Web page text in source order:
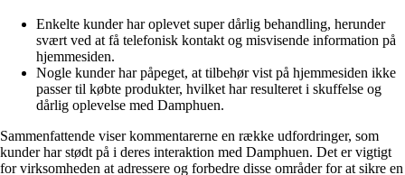
Enkelte kunder har oplevet super dårlig behandling, herunder
svært ved at få telefonisk kontakt og misvisende information på
hjemmesiden.
Nogle kunder har påpeget, at tilbehør vist på hjemmesiden ikke
passer til købte produkter, hvilket har resulteret i skuffelse og
dårlig oplevelse med Damphuen.
Sammenfattende viser kommentarerne en række udfordringer, som
kunder har stødt på i deres interaktion med Damphuen. Det er vigtigt
for virksomheden at adressere og forbedre disse områder for at sikre en